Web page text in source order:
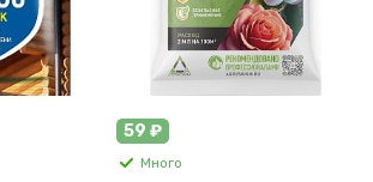
59 ₽
Много